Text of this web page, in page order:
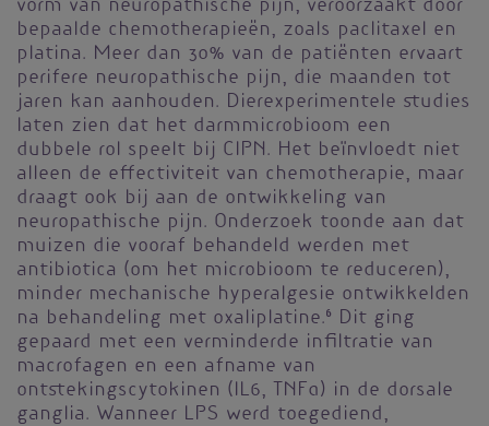
vorm van neuropathische pijn, veroorzaakt door
bepaalde chemotherapieën, zoals paclitaxel en
platina. Meer dan 30% van de patiënten ervaart
perifere neuropathische pijn, die maanden tot
jaren kan aanhouden. Dierexperimentele studies
laten zien dat het darmmicrobioom een
dubbele rol speelt bij CIPN. Het beïnvloedt niet
alleen de effectiviteit van chemotherapie, maar
draagt ook bij aan de ontwikkeling van
neuropathische pijn. Onderzoek toonde aan dat
muizen die vooraf behandeld werden met
antibiotica (om het microbioom te reduceren),
minder mechanische hyperalgesie ontwikkelden
na behandeling met oxaliplatine.6 Dit ging
gepaard met een verminderde infiltratie van
macrofagen en een afname van
ontstekingscytokinen (IL6, TNFα) in de dorsale
ganglia. Wanneer LPS werd toegediend,